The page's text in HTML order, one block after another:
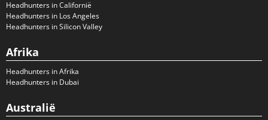
Headhunters in Californië
Headhunters in Los Angeles
Headhunters in Silicon Valley
Afrika
Headhunters in Afrika
Headhunters in Dubai
Australië